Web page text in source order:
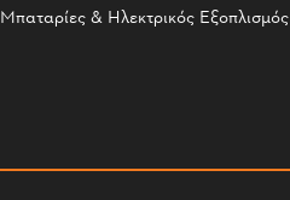
Μπαταρίες & Ηλεκτρικός Εξοπλισμός